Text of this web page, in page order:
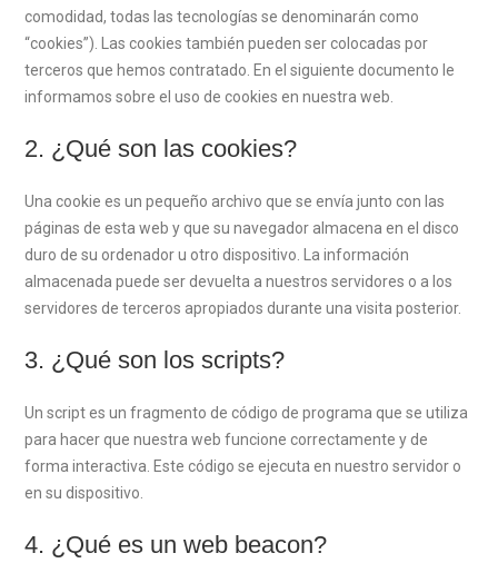
comodidad, todas las tecnologías se denominarán como
“cookies”). Las cookies también pueden ser colocadas por
terceros que hemos contratado. En el siguiente documento le
informamos sobre el uso de cookies en nuestra web.
2. ¿Qué son las cookies?
Una cookie es un pequeño archivo que se envía junto con las
páginas de esta web y que su navegador almacena en el disco
duro de su ordenador u otro dispositivo. La información
almacenada puede ser devuelta a nuestros servidores o a los
servidores de terceros apropiados durante una visita posterior.
3. ¿Qué son los scripts?
Un script es un fragmento de código de programa que se utiliza
para hacer que nuestra web funcione correctamente y de
forma interactiva. Este código se ejecuta en nuestro servidor o
en su dispositivo.
4. ¿Qué es un web beacon?